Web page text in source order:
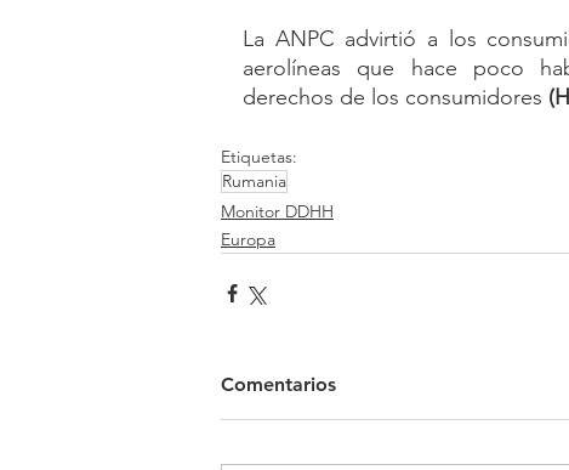
La ANPC advirtió a los
aerolíneas que hace poco
derechos de los consumidores
Etiquetas:
Rumania
Monitor DDHH
Europa
Comentarios